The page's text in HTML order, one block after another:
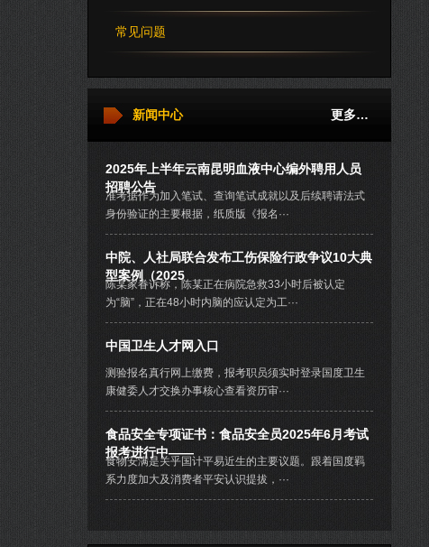
常见问题
更多…
新闻中心
2025年上半年云南昆明血液中心编外聘用人员
招聘公告
准考据作为加入笔试、查询笔试成就以及后续聘请法式
身份验证的主要根据，纸质版《报名···
中院、人社局联合发布工伤保险行政争议10大典
型案例（2025
陈某家眷诉称，陈某正在病院急救33小时后被认定
为“脑”，正在48小时内脑的应认定为工···
中国卫生人才网入口
测验报名真行网上缴费，报考职员须实时登录国度卫生
康健委人才交换办事核心查看资历审···
食品安全专项证书：食品安全员2025年6月考试
报考进行中——
食物安满是关乎国计平易近生的主要议题。跟着国度羁
系力度加大及消费者平安认识提拔，···